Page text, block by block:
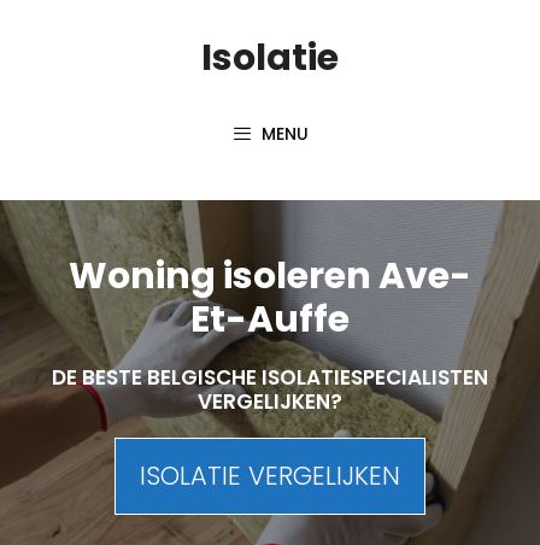
Isolatie
MENU
Woning isoleren Ave-
Et-Auffe
DE BESTE BELGISCHE ISOLATIESPECIALISTEN
VERGELIJKEN?
ISOLATIE VERGELIJKEN